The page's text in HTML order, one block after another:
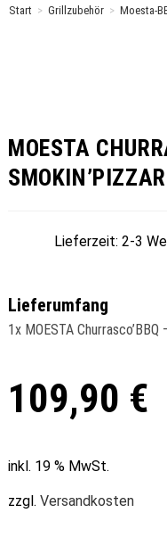
Start > Grillzubehör > Moesta-
MOESTA
Lieferzeit: 2-3
Lieferumfang
1x MOESTA
109,90 €
inkl. 19 % MwSt.
zzgl. Versandkosten